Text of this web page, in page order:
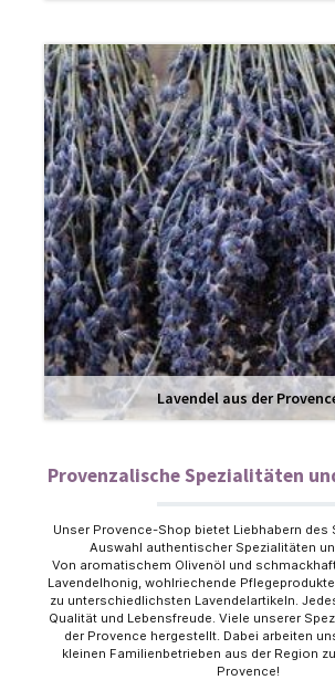
Lavendel aus der
Provenzalische Spezialitäten
Unser Provence-Shop bietet Liebhabern des
Auswahl authentischer Spezialitäten
Von aromatischem Olivenöl und
Lavendelhonig, wohlriechende
zu unterschiedlichsten Lavendelartikeln.
Qualität und Lebensfreude. Viele unserer
der Provence hergestellt. Dabei arbeiten
kleinen Familienbetrieben aus der Region
Provence!